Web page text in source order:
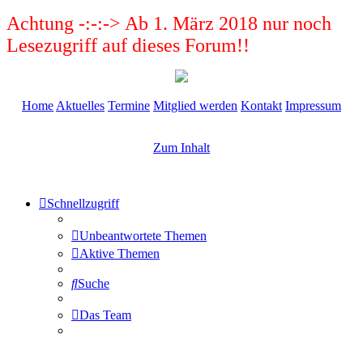
Achtung -:-:-> Ab 1. März 2018 nur noch
Lesezugriff auf dieses Forum!!
Home Aktuelles Termine Mitglied werden Kontakt Impressum
Zum Inhalt
Schnellzugriff
Unbeantwortete Themen
Aktive Themen
Suche
Das Team